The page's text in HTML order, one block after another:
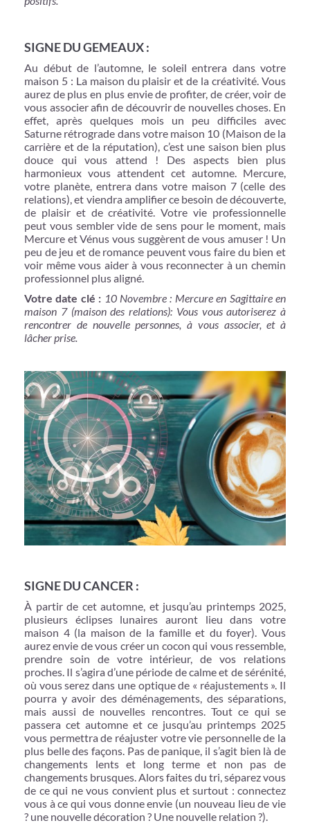
SIGNE DU GEMEAUX :
Au début de l’automne, le soleil entrera dans votre
maison 5 : La maison du plaisir et de la créativité. Vous
aurez de plus en plus envie de profiter, de créer, voir de
vous associer afin de découvrir de nouvelles choses. En
effet, après quelques mois un peu difficiles avec
Saturne rétrograde dans votre maison 10 (Maison de la
carrière et de la réputation), c’est une saison bien plus
douce qui vous attend ! Des aspects bien plus
harmonieux vous attendent cet automne. Mercure,
votre planète, entrera dans votre maison 7 (celle des
relations), et viendra amplifier ce besoin de découverte,
de plaisir et de créativité. Votre vie professionnelle
peut vous sembler vide de sens pour le moment, mais
Mercure et Vénus vous suggèrent de vous amuser ! Un
peu de jeu et de romance peuvent vous faire du bien et
voir même vous aider à vous reconnecter à un chemin
professionnel plus aligné.
Votre date clé : 10 Novembre : Mercure en Sagittaire en
maison 7 (maison des relations): Vous vous autoriserez à
rencontrer de nouvelle personnes, à vous associer, et à
lâcher prise.
SIGNE DU CANCER :
À partir de cet automne, et jusqu’au printemps 2025,
plusieurs éclipses lunaires auront lieu dans votre
maison 4 (la maison de la famille et du foyer). Vous
aurez envie de vous créer un cocon qui vous ressemble,
prendre soin de votre intérieur, de vos relations
proches. Il s’agira d’une période de calme et de sérénité,
où vous serez dans une optique de « réajustements ». Il
pourra y avoir des déménagements, des séparations,
mais aussi de nouvelles rencontres. Tout ce qui se
passera cet automne et ce jusqu’au printemps 2025
vous permettra de réajuster votre vie personnelle de la
plus belle des façons. Pas de panique, il s’agit bien là de
changements lents et long terme et non pas de
changements brusques. Alors faites du tri, séparez vous
de ce qui ne vous convient plus et surtout : connectez
vous à ce qui vous donne envie (un nouveau lieu de vie
? une nouvelle décoration ? Une nouvelle relation ?).